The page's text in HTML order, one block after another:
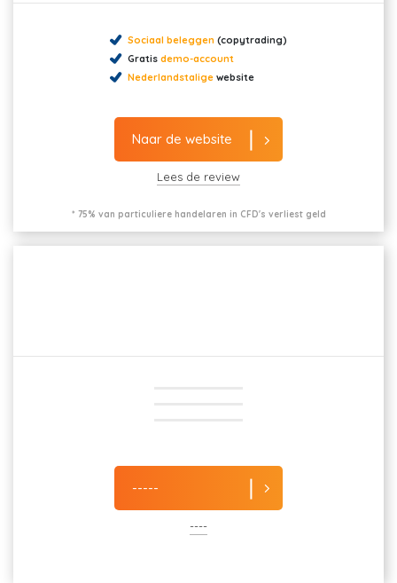
Sociaal beleggen (copytrading)
Gratis demo-account
Nederlandstalige website
Naar de website
Lees de review
* 75% van particuliere handelaren in CFD's verliest geld
-----
----